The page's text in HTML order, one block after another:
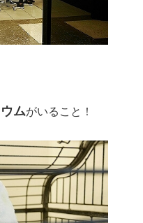
ムがいること！